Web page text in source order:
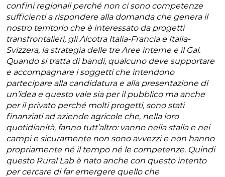
confini regionali perché non ci sono competenze
sufficienti a rispondere alla domanda che genera il
nostro territorio che è interessato da progetti
transfrontalieri, gli Alcotra Italia-Francia e Italia-
Svizzera, la strategia delle tre Aree interne e il Gal.
Quando si tratta di bandi, qualcuno deve supportare
e accompagnare i soggetti che intendono
partecipare alla candidatura e alla presentazione di
un’idea e questo vale sia per il pubblico ma anche
per il privato perché molti progetti, sono stati
finanziati ad aziende agricole che, nella loro
quotidianità, fanno tutt’altro: vanno nella stalla e nei
campi e sicuramente non sono avvezzi e non hanno
propriamente né il tempo né le competenze. Quindi
questo Rural Lab è nato anche con questo intento
per cercare di far emergere quello che